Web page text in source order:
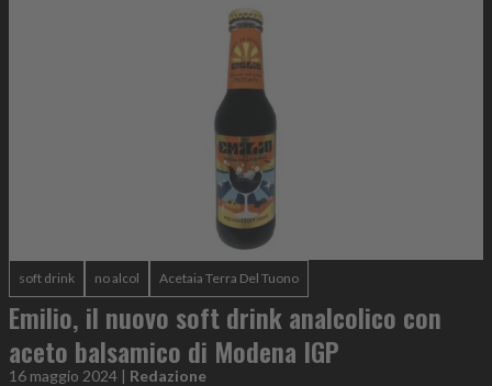
soft drink no alcol Acetaia Terra Del Tuono
Emilio, il nuovo soft drink analcolico con
aceto balsamico di Modena IGP
16 maggio 2024 | Redazione